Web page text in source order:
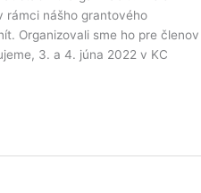
rámci nášho grantového
Organizovali sme ho pre členov
3. a 4. júna 2022 v KC